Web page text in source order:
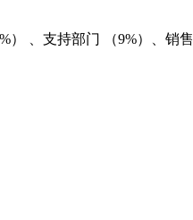
、支持部门 （9%）、销